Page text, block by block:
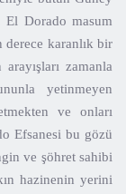
El Dorado masum
derece karanlık bir
zamanla
yetinmeyen
ve onları
Efsanesi bu gözü
ve şöhret sahibi
hazinenin yerini